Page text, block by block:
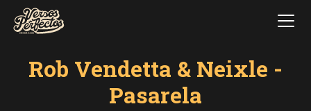
Rob Vendetta & Neixle -
Pasarela